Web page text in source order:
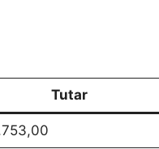
Tutar